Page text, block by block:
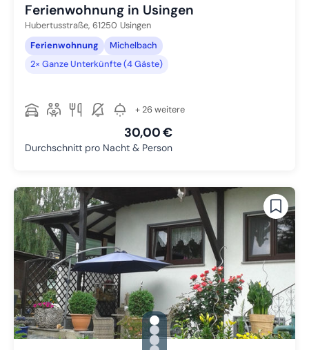
Ferienwohnung in Usingen
Hubertusstraße, 61250 Usingen
Ferienwohnung
Michelbach
2× Ganze Unterkünfte (4 Gäste)
+ 26 weitere
30,00 €
Durchschnitt pro Nacht & Person
gallery.slide_selector
Zu Slide 1 wechseln
Zu Slide 2 wechseln